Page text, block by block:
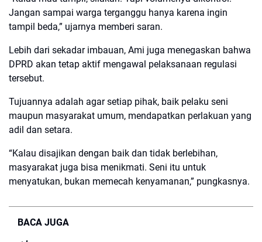
Jangan sampai warga terganggu hanya karena ingin
tampil beda,” ujarnya memberi saran.
Lebih dari sekadar imbauan, Ami juga menegaskan bahwa
DPRD akan tetap aktif mengawal pelaksanaan regulasi
tersebut.
Tujuannya adalah agar setiap pihak, baik pelaku seni
maupun masyarakat umum, mendapatkan perlakuan yang
adil dan setara.
“Kalau disajikan dengan baik dan tidak berlebihan,
masyarakat juga bisa menikmati. Seni itu untuk
menyatukan, bukan memecah kenyamanan,” pungkasnya.
BACA JUGA